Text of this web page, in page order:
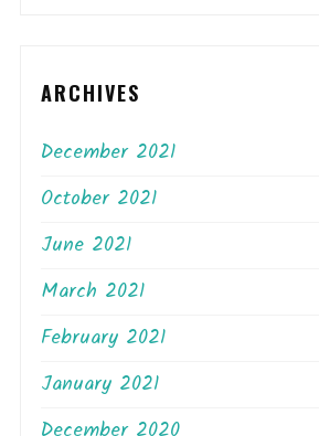
ARCHIVES
December 2021
October 2021
June 2021
March 2021
February 2021
January 2021